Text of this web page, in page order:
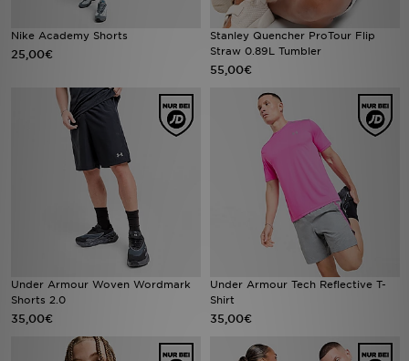
Nike Academy Shorts
25,00€
Stanley Quencher ProTour Flip
Straw 0.89L Tumbler
55,00€
Under Armour Woven Wordmark
Shorts 2.0
35,00€
Under Armour Tech Reflective T-
Shirt
35,00€
Blog